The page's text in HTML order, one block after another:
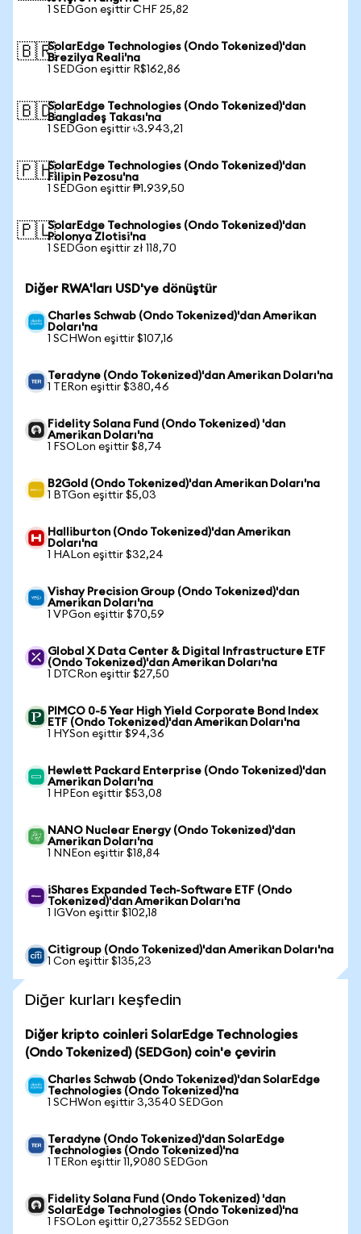
1 SEDGon eşittir CHF 25,82
🇧🇷SolarEdge Technologies (Ondo Tokenized)'dan
Brezilya Reali'na
1 SEDGon eşittir R$162,86
🇧🇩SolarEdge Technologies (Ondo Tokenized)'dan
Bangladeş Takası'na
1 SEDGon eşittir ৳3.943,21
🇵🇭SolarEdge Technologies (Ondo Tokenized)'dan
Filipin Pezosu'na
1 SEDGon eşittir ₱1.939,50
🇵🇱SolarEdge Technologies (Ondo Tokenized)'dan
Polonya Zlotisi'na
1 SEDGon eşittir zł 118,70
Diğer RWA'ları USD'ye dönüştür
Charles Schwab (Ondo Tokenized)'dan Amerikan
Doları'na
1 SCHWon eşittir $107,16
Teradyne (Ondo Tokenized)'dan Amerikan Doları'na
1 TERon eşittir $380,46
Fidelity Solana Fund (Ondo Tokenized) 'dan
Amerikan Doları'na
1 FSOLon eşittir $8,74
B2Gold (Ondo Tokenized)'dan Amerikan Doları'na
1 BTGon eşittir $5,03
Halliburton (Ondo Tokenized)'dan Amerikan
Doları'na
1 HALon eşittir $32,24
Vishay Precision Group (Ondo Tokenized)'dan
Amerikan Doları'na
1 VPGon eşittir $70,59
Global X Data Center & Digital Infrastructure ETF
(Ondo Tokenized)'dan Amerikan Doları'na
1 DTCRon eşittir $27,50
PIMCO 0-5 Year High Yield Corporate Bond Index
ETF (Ondo Tokenized)'dan Amerikan Doları'na
1 HYSon eşittir $94,36
Hewlett Packard Enterprise (Ondo Tokenized)'dan
Amerikan Doları'na
1 HPEon eşittir $53,08
NANO Nuclear Energy (Ondo Tokenized)'dan
Amerikan Doları'na
1 NNEon eşittir $18,84
iShares Expanded Tech-Software ETF (Ondo
Tokenized)'dan Amerikan Doları'na
1 IGVon eşittir $102,18
Citigroup (Ondo Tokenized)'dan Amerikan Doları'na
1 Con eşittir $135,23
Diğer kurları keşfedin
Diğer kripto coinleri SolarEdge Technologies
(Ondo Tokenized) (SEDGon) coin'e çevirin
Charles Schwab (Ondo Tokenized)'dan SolarEdge
Technologies (Ondo Tokenized)'na
1 SCHWon eşittir 3,3540 SEDGon
Teradyne (Ondo Tokenized)'dan SolarEdge
Technologies (Ondo Tokenized)'na
1 TERon eşittir 11,9080 SEDGon
Fidelity Solana Fund (Ondo Tokenized) 'dan
SolarEdge Technologies (Ondo Tokenized)'na
1 FSOLon eşittir 0,273552 SEDGon